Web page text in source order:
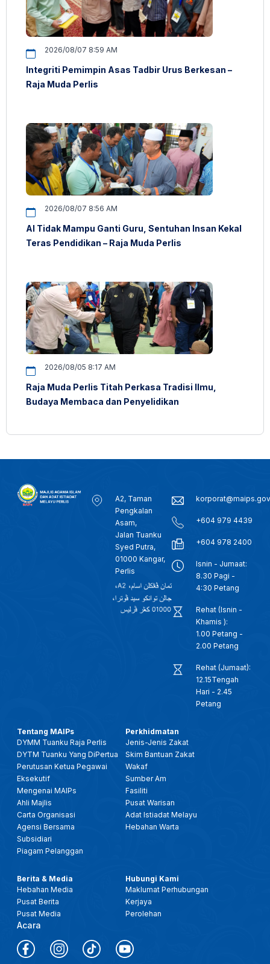
2026/08/07 8:59 AM
Integriti Pemimpin Asas Tadbir Urus Berkesan –
Raja Muda Perlis
2026/08/07 8:56 AM
AI Tidak Mampu Ganti Guru, Sentuhan Insan Kekal
Teras Pendidikan – Raja Muda Perlis
2026/08/05 8:17 AM
Raja Muda Perlis Titah Perkasa Tradisi Ilmu,
Budaya Membaca dan Penyelidikan
A2, Taman
Pengkalan
Asam,
Jalan Tuanku
Syed Putra,
01000 Kangar,
Perlis
+604 979 4439
+604 978 2400
Isnin - Jumaat:
8.30 Pagi -
4:30 Petang
Rehat (Isnin -
Khamis ):
1.00 Petang -
2.00 Petang
Rehat (Jumaat):
12.15Tengah
Hari - 2.45
Petang
Tentang MAIPs
DYMM Tuanku Raja Perlis
DYTM Tuanku Yang DiPertua
Perutusan Ketua Pegawai
Eksekutif
Mengenai MAIPs
Ahli Majlis
Carta Organisasi
Agensi Bersama
Subsidiari
Piagam Pelanggan
Perkhidmatan
Jenis-Jenis Zakat
Skim Bantuan Zakat
Wakaf
Sumber Am
Fasiliti
Pusat Warisan
Adat Istiadat Melayu
Hebahan Warta
Berita & Media
Hebahan Media
Pusat Berita
Pusat Media
Acara
Hubungi Kami
Maklumat Perhubungan
Kerjaya
Perolehan